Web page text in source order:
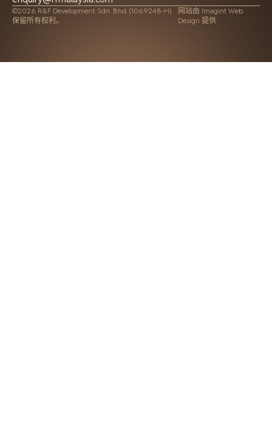
©2026 R&F Development Sdn. Bhd. (1069248-H).
保留所有权利。
网站由 Imagint Web
Design 提供